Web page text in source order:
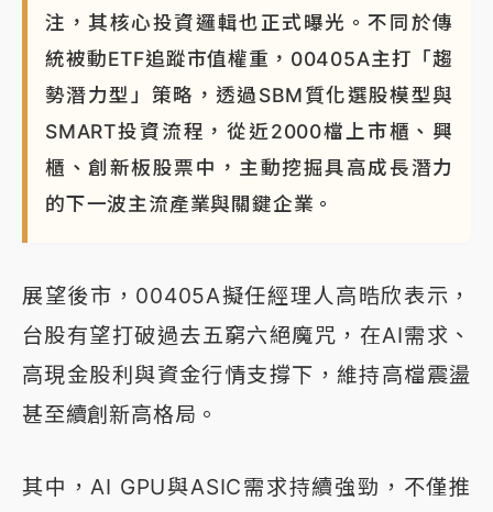
注，其核心投資邏輯也正式曝光。不同於傳
統被動ETF追蹤市值權重，00405A主打「趨
勢潛力型」策略，透過SBM質化選股模型與
SMART投資流程，從近2000檔上市櫃、興
櫃、創新板股票中，主動挖掘具高成長潛力
的下一波主流產業與關鍵企業。
展望後市，00405A擬任經理人高晧欣表示，
台股有望打破過去五窮六絕魔咒，在AI需求、
高現金股利與資金行情支撐下，維持高檔震盪
甚至續創新高格局。
其中，AI GPU與ASIC需求持續強勁，不僅推